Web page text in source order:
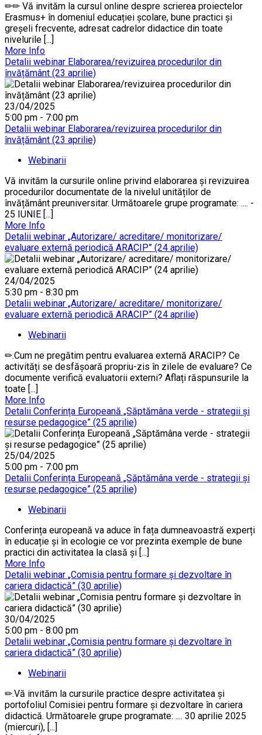
✏✏ Vă invităm la cursul online despre scrierea proiectelor
Erasmus+ în domeniul educației școlare, bune practici și
greșeli frecvente, adresat cadrelor didactice din toate
nivelurile [...]
More Info
Detalii webinar Elaborarea/revizuirea procedurilor din
învățământ (23 aprilie)
23/04/2025
5:00 pm - 7:00 pm
Detalii webinar Elaborarea/revizuirea procedurilor din
învățământ (23 aprilie)
Webinarii
Vă invităm la cursurile online privind elaborarea și revizuirea
procedurilor documentate de la nivelul unităților de
învățământ preuniversitar. Următoarele grupe programate: .... -
25 IUNIE [...]
More Info
Detalii webinar „Autorizare/ acreditare/ monitorizare/
evaluare externă periodică ARACIP” (24 aprilie)
24/04/2025
5:30 pm - 8:30 pm
Detalii webinar „Autorizare/ acreditare/ monitorizare/
evaluare externă periodică ARACIP” (24 aprilie)
Webinarii
✏.Cum ne pregătim pentru evaluarea externă ARACIP? Ce
activități se desfășoară propriu-zis în zilele de evaluare? Ce
documente verifică evaluatorii externi? Aflați răspunsurile la
toate [...]
More Info
Detalii Conferința Europeană „Săptămâna verde - strategii și
resurse pedagogice” (25 aprilie)
25/04/2025
5:00 pm - 7:00 pm
Detalii Conferința Europeană „Săptămâna verde - strategii și
resurse pedagogice” (25 aprilie)
Webinarii
Conferința europeană va aduce în fața dumneavoastră experți
în educație și în ecologie ce vor prezinta exemple de bune
practici din activitatea la clasă și [...]
More Info
Detalii webinar „Comisia pentru formare și dezvoltare în
cariera didactică” (30 aprilie)
30/04/2025
5:00 pm - 8:00 pm
Detalii webinar „Comisia pentru formare și dezvoltare în
cariera didactică” (30 aprilie)
Webinarii
✏.Vă invităm la cursurile practice despre activitatea și
portofoliul Comisiei pentru formare și dezvoltare în cariera
didactică. Următoarele grupe programate: .... 30 aprilie 2025
(miercuri), [...]